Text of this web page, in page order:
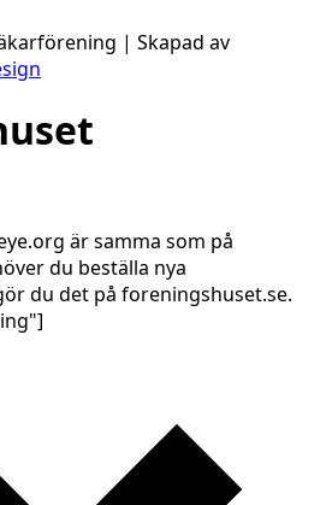
| Skapad av
är samma som på
du beställa nya
du det på foreningshuset.se.